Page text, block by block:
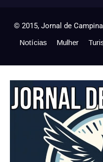
© 2015, Jornal de
Notícias Mulher